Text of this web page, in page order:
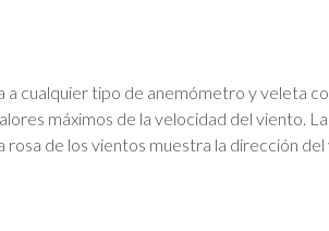
cualquier tipo de anemómetro y veleta
máximos de la velocidad del viento.
de los vientos muestra la dirección